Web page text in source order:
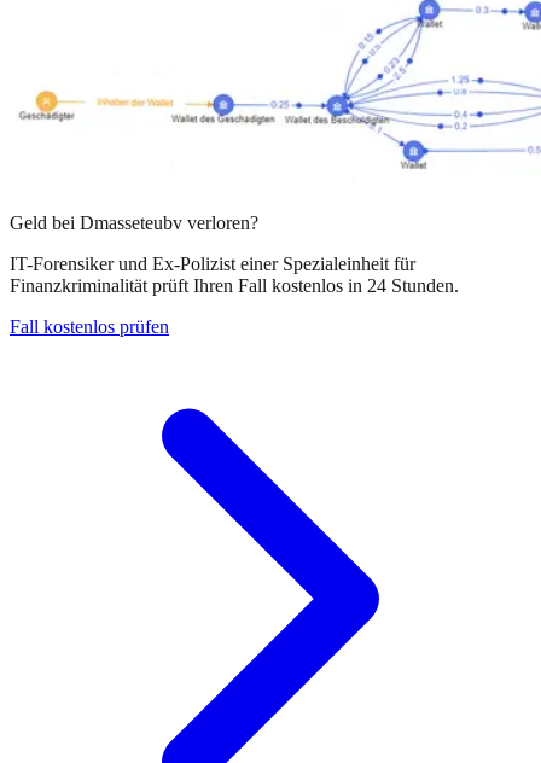
Geld bei Dmasseteubv verloren?
IT-Forensiker und Ex-Polizist einer Spezialeinheit für
Finanzkriminalität prüft Ihren Fall kostenlos in 24 Stunden.
Fall kostenlos prüfen